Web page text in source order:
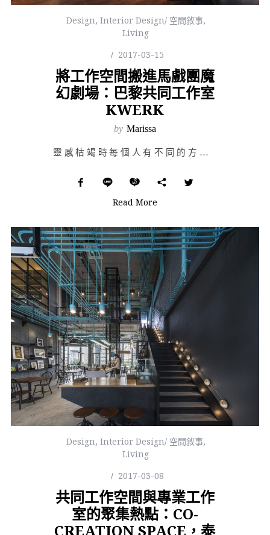
Design, Interior Design/ 空間敘事,
Living
2017-03-15
將工作空間搬進馬戲團魔
幻劇場：巴黎共同工作室
KWERK
by Marissa
靈感枯竭時每個人有不同的方式去面對與解決，有些人到陽台吸口新鮮空氣，有些人在藝術品中挖掘線索，有些人…
Read More
Design, Interior Design/ 空間敘事,
Living
2017-03-08
共同工作空間與專業工作
室的聚集熱點：CO-
CREATION SPACE，泰